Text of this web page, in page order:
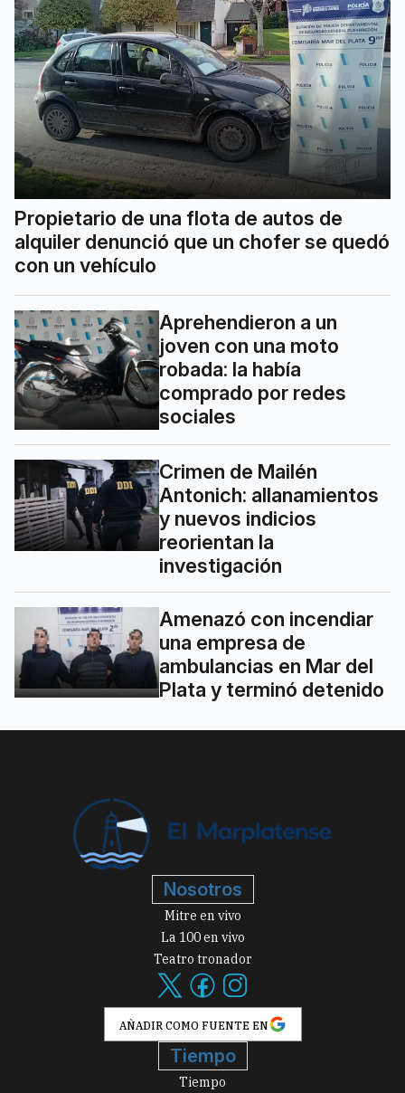
Propietario de una flota de autos de
alquiler denunció que un chofer se quedó
con un vehículo
Aprehendieron a un
joven con una moto
robada: la había
comprado por redes
sociales
Crimen de Mailén
Antonich: allanamientos
y nuevos indicios
reorientan la
investigación
Amenazó con incendiar
una empresa de
ambulancias en Mar del
Plata y terminó detenido
Nosotros
Mitre en vivo
La 100 en vivo
Teatro tronador
AÑADIR COMO FUENTE EN
Tiempo
Tiempo